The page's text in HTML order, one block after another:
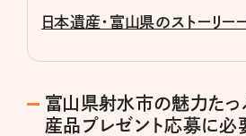
日本遺産・富山県のストーリー
富山県射水市の魅力たっ
産品プレゼント応募に必